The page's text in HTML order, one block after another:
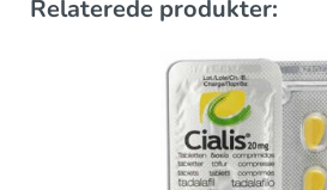
Relaterede produkter: